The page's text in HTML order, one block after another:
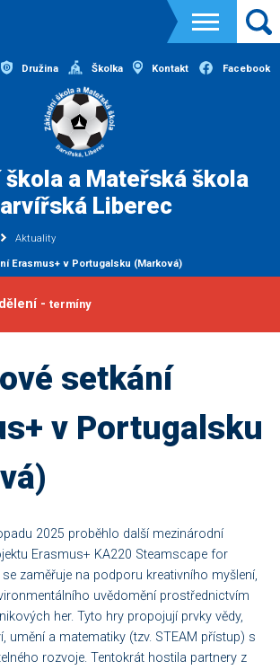
Družina Školka Kontakt Facebook
škola a Mateřská škola
Liberec
Aktuality
Erasmus+ v Portugalsku (Marková)
- termíny
setkání
v Portugalsku
2025 proběhlo další mezinárodní
Erasmus+ KA220 Steamscape for
se zaměřuje na podporu kreativního myšlení,
uvědomění prostřednictvím
her. Tyto hry propojují prvky vědy,
umění a matematiky (tzv. STEAM přístup) s
rozvoje. Tentokrát hostila partnery z